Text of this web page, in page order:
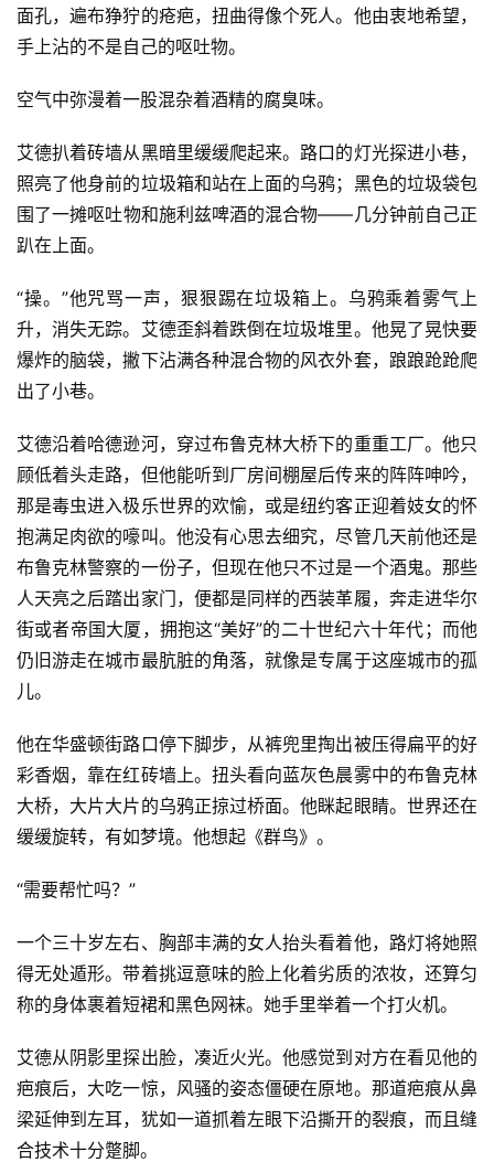
面孔，遍布狰狞的疮疤，扭曲得像个死人。他由衷地希望，
手上沾的不是自己的呕吐物。
空气中弥漫着一股混杂着酒精的腐臭味。
艾德扒着砖墙从黑暗里缓缓爬起来。路口的灯光探进小巷，
照亮了他身前的垃圾箱和站在上面的乌鸦；黑色的垃圾袋包
围了一摊呕吐物和施利兹啤酒的混合物——几分钟前自己正
趴在上面。
“操。”他咒骂一声，狠狠踢在垃圾箱上。乌鸦乘着雾气上
升，消失无踪。艾德歪斜着跌倒在垃圾堆里。他晃了晃快要
爆炸的脑袋，撇下沾满各种混合物的风衣外套，踉踉跄跄爬
出了小巷。
艾德沿着哈德逊河，穿过布鲁克林大桥下的重重工厂。他只
顾低着头走路，但他能听到厂房间棚屋后传来的阵阵呻吟，
那是毒虫进入极乐世界的欢愉，或是纽约客正迎着妓女的怀
抱满足肉欲的嚎叫。他没有心思去细究，尽管几天前他还是
布鲁克林警察的一份子，但现在他只不过是一个酒鬼。那些
人天亮之后踏出家门，便都是同样的西装革履，奔走进华尔
街或者帝国大厦，拥抱这“美好”的二十世纪六十年代；而他
仍旧游走在城市最肮脏的角落，就像是专属于这座城市的孤
儿。
他在华盛顿街路口停下脚步，从裤兜里掏出被压得扁平的好
彩香烟，靠在红砖墙上。扭头看向蓝灰色晨雾中的布鲁克林
大桥，大片大片的乌鸦正掠过桥面。他眯起眼睛。世界还在
缓缓旋转，有如梦境。他想起《群鸟》。
“需要帮忙吗？”
一个三十岁左右、胸部丰满的女人抬头看着他，路灯将她照
得无处遁形。带着挑逗意味的脸上化着劣质的浓妆，还算匀
称的身体裹着短裙和黑色网袜。她手里举着一个打火机。
艾德从阴影里探出脸，凑近火光。他感觉到对方在看见他的
疤痕后，大吃一惊，风骚的姿态僵硬在原地。那道疤痕从鼻
梁延伸到左耳，犹如一道抓着左眼下沿撕开的裂痕，而且缝
合技术十分蹩脚。